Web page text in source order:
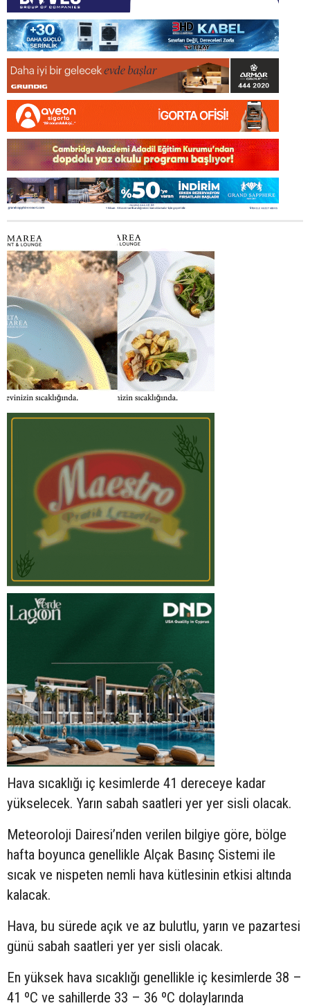
Hava sıcaklığı iç kesimlerde 41 dereceye kadar
yükselecek. Yarın sabah saatleri yer yer sisli olacak.
Meteoroloji Dairesi’nden verilen bilgiye göre, bölge
hafta boyunca genellikle Alçak Basınç Sistemi ile
sıcak ve nispeten nemli hava kütlesinin etkisi altında
kalacak.
Hava, bu sürede açık ve az bulutlu, yarın ve pazartesi
günü sabah saatleri yer yer sisli olacak.
En yüksek hava sıcaklığı genellikle iç kesimlerde 38 –
41 ºC ve sahillerde 33 – 36 ºC dolaylarında